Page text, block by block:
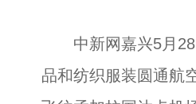
中新网嘉兴5月28
品和纺织服装圆通航